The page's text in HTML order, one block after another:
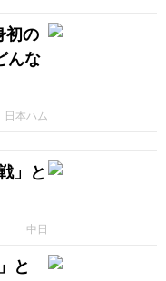
初の
んな
日本ハム
」と
中日
と